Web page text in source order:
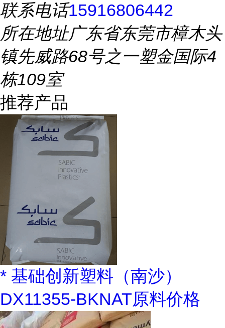
联系电话15916806442
所在地址广东省东莞市樟木头
镇先威路68号之一塑金国际4
栋109室
推荐产品
* 基础创新塑料（南沙）
DX11355-BKNAT原料价格